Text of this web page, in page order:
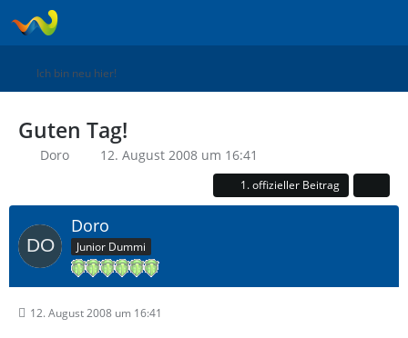
Ich bin neu hier!
Guten Tag!
Doro 12. August 2008 um 16:41
1. offizieller Beitrag
Doro
Junior Dummi
12. August 2008 um 16:41